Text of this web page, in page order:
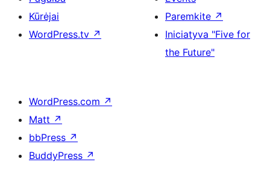
Kūrėjai
WordPress.tv ↗
Paremkite ↗
Iniciatyva "Five for
the Future"
WordPress.com ↗
Matt ↗
bbPress ↗
BuddyPress ↗